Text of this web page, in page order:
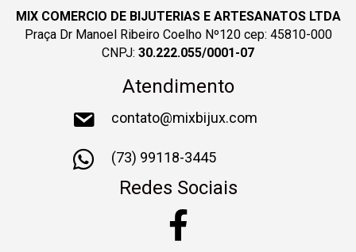
MIX COMERCIO DE BIJUTERIAS E ARTESANATOS LTDA
Praça Dr Manoel Ribeiro Coelho Nº120 cep: 45810-000
CNPJ: 30.222.055/0001-07
Atendimento
contato@mixbijux.com
(73) 99118-3445
Redes Sociais